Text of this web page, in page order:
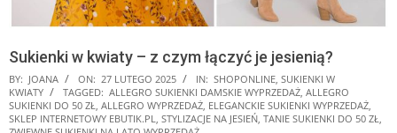
Sukienki w kwiaty – z czym łączyć je jesienią?
BY: JOANA ON: 27 LUTEGO 2025 IN: SHOPONLINE, SUKIENKI W
KWIATY
TAGGED: ALLEGRO SUKIENKI DAMSKIE WYPRZEDAŻ, ALLEGRO
SUKIENKI DO 50 ZŁ, ALLEGRO WYPRZEDAŻ, ELEGANCKIE SUKIENKI WYPRZEDAŻ,
SKLEP INTERNETOWY EBUTIK.PL, STYLIZACJE NA JESIEŃ, TANIE SUKIENKI DO 50 ZŁ,